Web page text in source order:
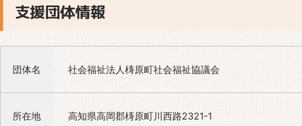
支援団体情報
団体名 社会福祉法人梼原町社会福祉協議会
所在地 高知県高岡郡梼原町川西路2321-1